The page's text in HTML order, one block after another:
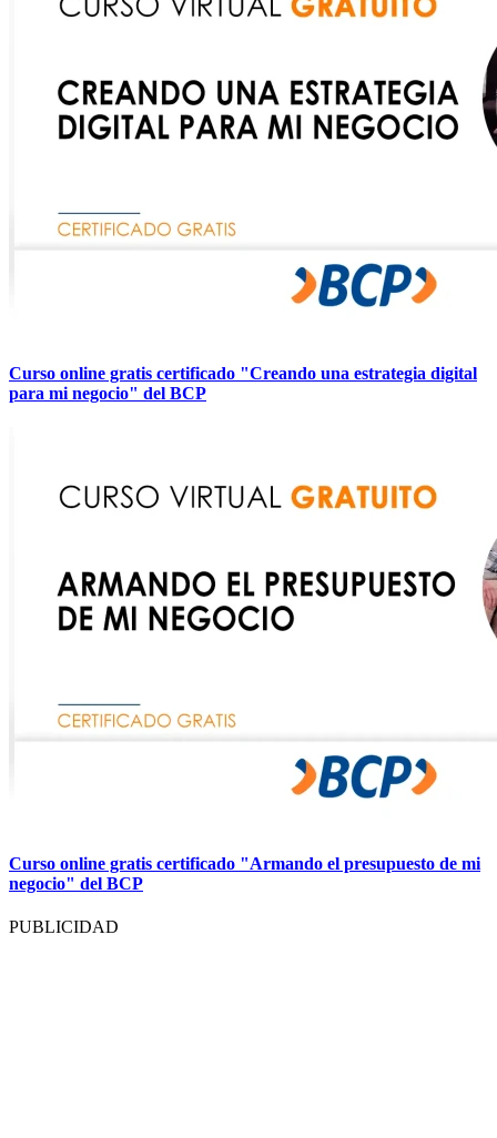
Curso online gratis certificado "Creando una estrategia digital
para mi negocio" del BCP
Curso online gratis certificado "Armando el presupuesto de mi
negocio" del BCP
PUBLICIDAD